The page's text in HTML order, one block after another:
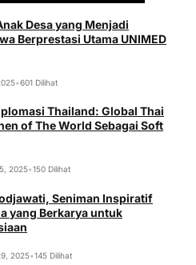
Desa yang Menjadi
Berprestasi Utama UNIMED
•601 Dilihat
Thailand: Global Thai
of The World Sebagai Soft
2025•150 Dilihat
Seniman Inspiratif
yang Berkarya untuk
2025•145 Dilihat